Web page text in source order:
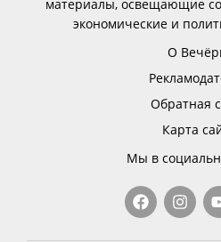
материалы, освещающие
экономические и
О
Обратная
Карта
Мы в